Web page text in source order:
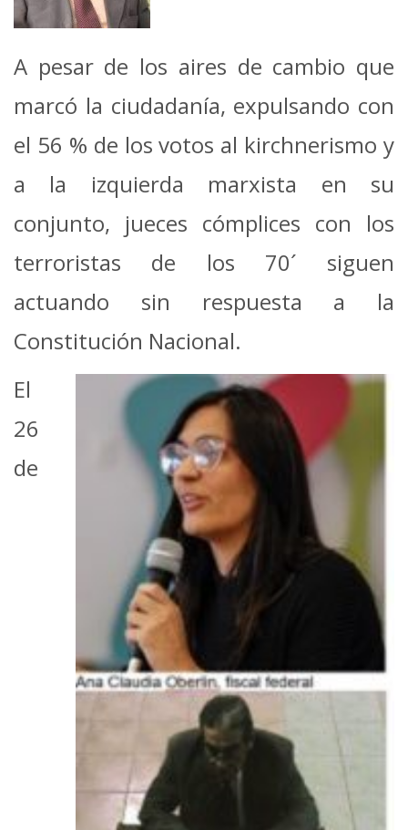
A pesar de los aires de cambio que
marcó la ciudadanía, expulsando con
el 56 % de los votos al kirchnerismo y
a la izquierda marxista en su
conjunto, jueces cómplices con los
terroristas de los 70´ siguen
actuando sin respuesta a la
Constitución Nacional.
El
26
de